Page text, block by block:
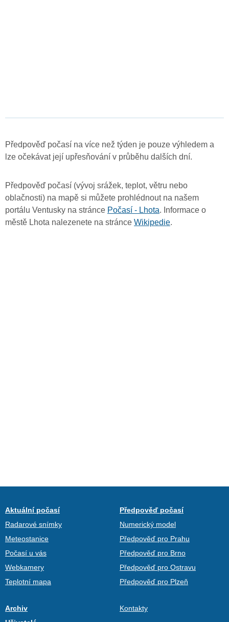
Předpověď počasí na více než týden je pouze výhledem a
lze očekávat její upřesňování v průběhu dalších dní.
Předpověď počasí (vývoj srážek, teplot, větru nebo
oblačnosti) na mapě si můžete prohlédnout na našem
portálu Ventusky na stránce Počasí - Lhota. Informace o
městě Lhota nalezenete na stránce Wikipedie.
Aktuální počasí
Radarové snímky
Meteostanice
Počasí u vás
Webkamery
Teplotní mapa
Předpověď počasí
Numerický model
Předpověď pro Prahu
Předpověď pro Brno
Předpověď pro Ostravu
Předpověď pro Plzeň
Archiv
Kontakty